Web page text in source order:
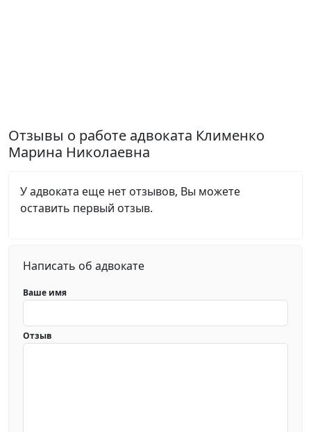
Отзывы о работе адвоката Клименко
Марина Николаевна
У адвоката еще нет отзывов, Вы можете
оставить первый отзыв.
Написать об адвокате
Ваше имя
Отзыв